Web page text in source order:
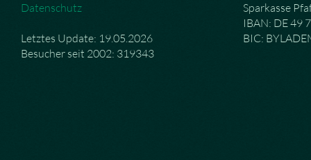
Datenschutz
Letztes Update: 19.05.2026
Besucher seit 2002: 319343
Sparkasse
IBAN: DE 49
BIC: